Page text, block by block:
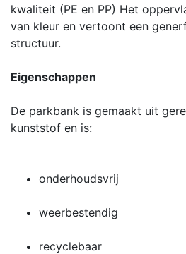
kwaliteit (PE en PP) Het
van kleur en vertoont een
structuur.
Eigenschappen
De parkbank is gemaakt uit
kunststof en is:
onderhoudsvrij
weerbestendig
recyclebaar